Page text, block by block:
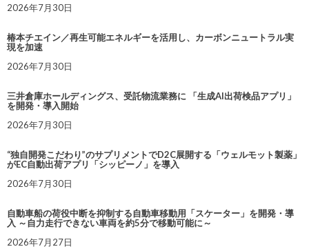
2026年7月30日
椿本チエイン／再生可能エネルギーを活用し、カーボンニュートラル実
現を加速
2026年7月30日
三井倉庫ホールディングス、受託物流業務に 「生成AI出荷検品アプリ」
を開発・導入開始
2026年7月30日
“独自開発こだわり”のサプリメントでD2C展開する「ウェルモット製薬」
がEC自動出荷アプリ「シッピーノ」を導入
2026年7月30日
自動車船の荷役中断を抑制する自動車移動用「スケーター」を開発・導
入 ～自力走行できない車両を約5分で移動可能に～
2026年7月27日